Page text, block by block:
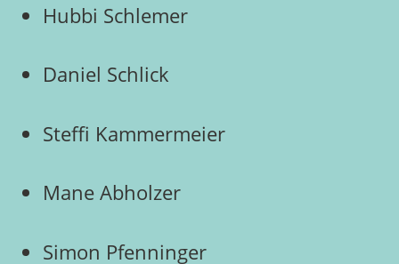
Hubbi Schlemer
Daniel Schlick
Steffi Kammermeier
Mane Abholzer
Simon Pfenninger